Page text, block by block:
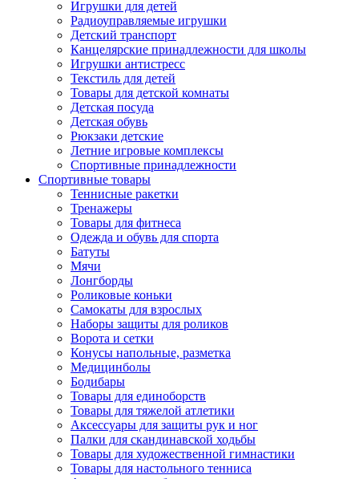
Игрушки для детей
Радиоуправляемые игрушки
Детский транспорт
Канцелярские принадлежности для школы
Игрушки антистресс
Текстиль для детей
Товары для детской комнаты
Детская посуда
Детская обувь
Рюкзаки детские
Летние игровые комплексы
Спортивные принадлежности
Спортивные товары
Теннисные ракетки
Тренажеры
Товары для фитнеса
Одежда и обувь для спорта
Батуты
Мячи
Лонгборды
Роликовые коньки
Самокаты для взрослых
Наборы защиты для роликов
Ворота и сетки
Конусы напольные, разметка
Медицинболы
Бодибары
Товары для единоборств
Товары для тяжелой атлетики
Аксессуары для защиты рук и ног
Палки для скандинавской ходьбы
Товары для художественной гимнастики
Товары для настольного тенниса